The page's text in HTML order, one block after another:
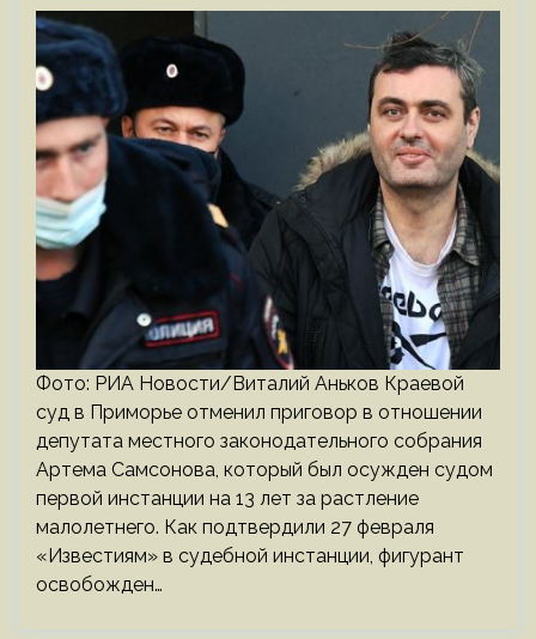
Фото: РИА Новости/Виталий Аньков Краевой
суд в Приморье отменил приговор в отношении
депутата местного законодательного собрания
Артема Самсонова, который был осужден судом
первой инстанции на 13 лет за растление
малолетнего. Как подтвердили 27 февраля
«Известиям» в судебной инстанции, фигурант
освобожден…